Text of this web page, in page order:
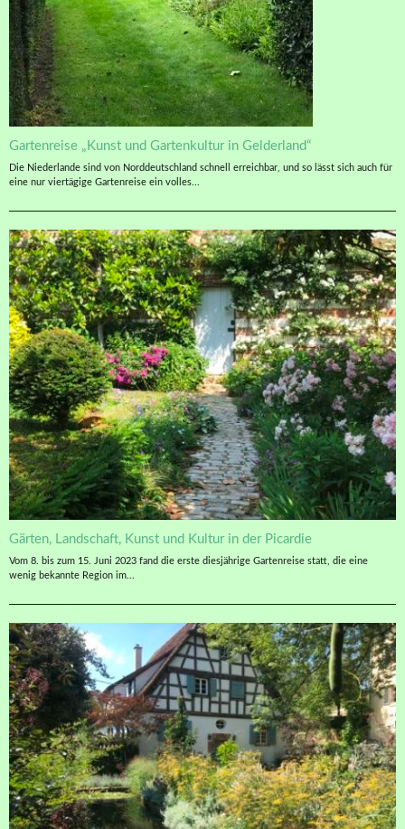
Gartenreise „Kunst und Gartenkultur in Gelderland“
Die Niederlande sind von Norddeutschland schnell erreichbar, und so lässt sich auch für
eine nur viertägige Gartenreise ein volles...
Gärten, Landschaft, Kunst und Kultur in der Picardie
Vom 8. bis zum 15. Juni 2023 fand die erste diesjährige Gartenreise statt, die eine
wenig bekannte Region im...